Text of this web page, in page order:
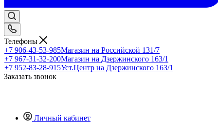
Телефоны
+7 906-43-53-985Магазин на Российской 131/7
+7 967-31-32-200Магазин на Дзержинского 163/1
+7 952-83-28-915Уст.Центр на Дзержинского 163/1
Заказать звонок
Личный кабинет